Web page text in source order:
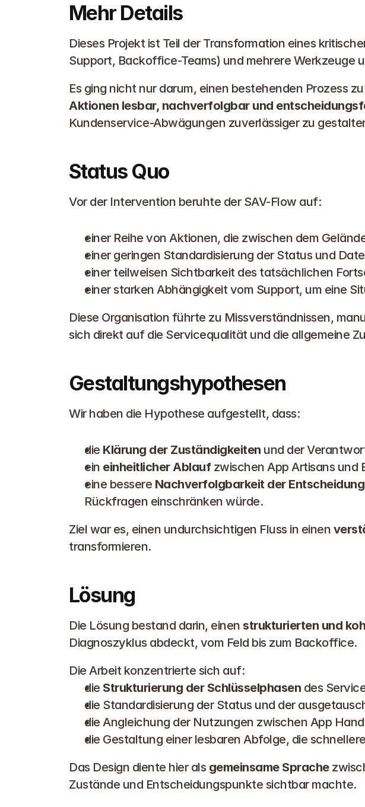
Mehr Details
Dieses Projekt ist Teil der Transformation eines
Support, Backoffice-Teams) und mehrere Werkzeuge
Es ging nicht nur darum, einen bestehenden Prozess
Aktionen lesbar, nachverfolgbar und
Kundenservice-Abwägungen zuverlässiger zu
Status Quo
Vor der Intervention beruhte der SAV-Flow auf:
einer Reihe von Aktionen, die zwischen dem
einer geringen Standardisierung der Status und
einer teilweisen Sichtbarkeit des tatsächlichen
einer starken Abhängigkeit vom Support, um eine
Diese Organisation führte zu Missverständnissen,
sich direkt auf die Servicequalität und die allgemeine
Gestaltungshypothesen
Wir haben die Hypothese aufgestellt, dass:
die Klärung der Zuständigkeiten und der
ein einheitlicher Ablauf zwischen App Artisans und
eine bessere Nachverfolgbarkeit der
Rückfragen einschränken würde.
Ziel war es, einen undurchsichtigen Fluss in einen
transformieren.
Lösung
Die Lösung bestand darin, einen strukturierten und
Diagnoszyklus abdeckt, vom Feld bis zum Backoffice.
Die Arbeit konzentrierte sich auf:
die Strukturierung der Schlüsselphasen des
die Standardisierung der Status und der
die Angleichung der Nutzungen zwischen App
die Gestaltung einer lesbaren Abfolge, die
Das Design diente hier als gemeinsame Sprache
Zustände und Entscheidungspunkte sichtbar machte.